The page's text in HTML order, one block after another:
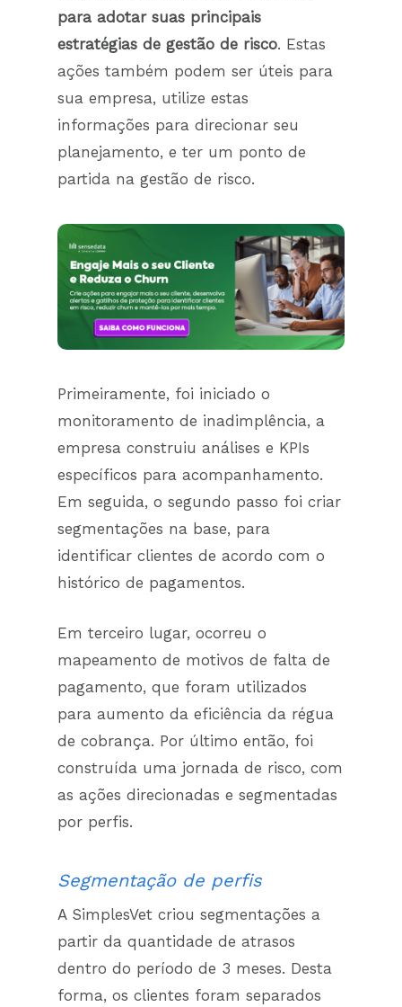
para adotar suas principais
estratégias de gestão de risco. Estas
ações também podem ser úteis para
sua empresa, utilize estas
informações para direcionar seu
planejamento, e ter um ponto de
partida na gestão de risco.
Primeiramente, foi iniciado o
monitoramento de inadimplência, a
empresa construiu análises e KPIs
específicos para acompanhamento.
Em seguida, o segundo passo foi criar
segmentações na base, para
identificar clientes de acordo com o
histórico de pagamentos.
Em terceiro lugar, ocorreu o
mapeamento de motivos de falta de
pagamento, que foram utilizados
para aumento da eficiência da régua
de cobrança. Por último então, foi
construída uma jornada de risco, com
as ações direcionadas e segmentadas
por perfis.
Segmentação de perfis
A SimplesVet criou segmentações a
partir da quantidade de atrasos
dentro do período de 3 meses. Desta
forma, os clientes foram separados